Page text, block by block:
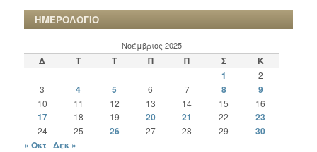
ΗΜΕΡΟΛΟΓΙΟ
Νοέμβριος 2025
Δ Τ Τ Π Π Σ
Κ
1
2
3
4 5 6 7 8 9
10 11 12 13 14 15 16
17 18 19 20 21 22 23
24 25 26 27 28 29
30
« Οκτ Δεκ »